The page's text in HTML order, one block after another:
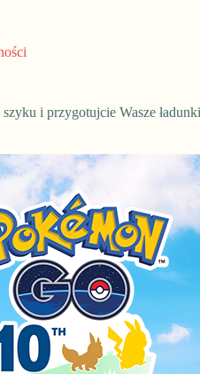
i przygotujcie Wasze